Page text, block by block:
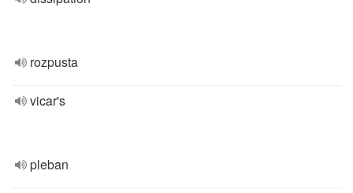
rozpusta
vicar's
pleban